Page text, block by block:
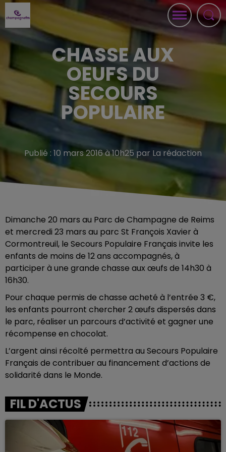
CHASSE AUX
OEUFS DU
SECOURS
POPULAIRE
Publié : 10 mars 2016 à 10h25 par La rédaction
Dimanche 20 mars au Parc de Champagne de Reims
et mercredi 23 mars au parc St François Xavier à
Cormontreuil, le Secours Populaire Français invite les
enfants de moins de 12 ans accompagnés, à
participer à une grande chasse aux œufs de 14h30 à
16h30.
Pour chaque permis de chasse acheté à l’entrée 3 €,
les enfants pourront chercher 2 œufs dispersés dans
le parc, réaliser un parcours d’activité et gagner une
récompense en chocolat.
L’argent ainsi récolté permettra au Secours Populaire
Français de contribuer au financement d’actions de
solidarité dans le Monde.
FIL D'ACTUS